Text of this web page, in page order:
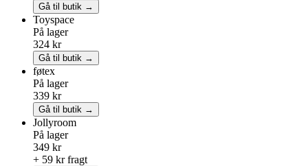
Gå til butik →
Toyspace
På lager
324 kr
Gå til butik →
føtex
På lager
339 kr
Gå til butik →
Jollyroom
På lager
349 kr
+ 59 kr fragt